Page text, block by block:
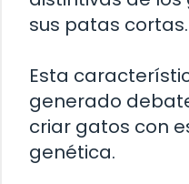
sus patas cortas.
Esta
generado
criar gatos con
genética.